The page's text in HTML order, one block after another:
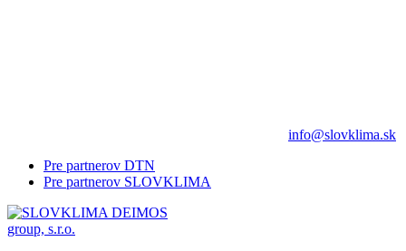
info@slovklima.sk
Pre partnerov DTN
Pre partnerov SLOVKLIMA